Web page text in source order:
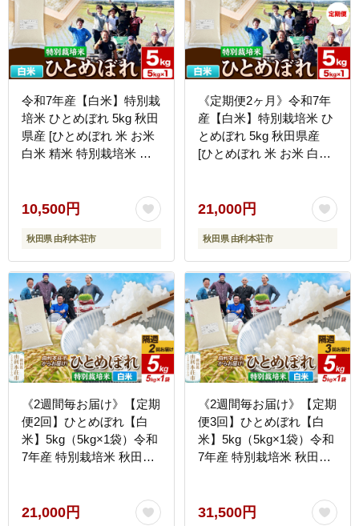
令和7年産【白米】特別栽
培米 ひとめぼれ 5kg 秋田
県産 [ひとめぼれ 米 お米
白米 精米 特別栽培米 ブ
10,500円
秋田県 由利本荘市
《定期便2ヶ月》令和7年
産【白米】特別栽培米 ひ
とめぼれ 5kg 秋田県産
[ひとめぼれ 米 お米 白米
由利本荘市]
21,000円
秋田県 由利本荘市
《2週間毎お届け》【定期
便2回】ひとめぼれ【白
米】5kg（5kg×1袋）令和
7年産 特別栽培米 秋田県
ンド米 食卓 おにぎり 秋
21,000円
《2週間毎お届け》【定期
便3回】ひとめぼれ【白
米】5kg（5kg×1袋）令和
7年産 特別栽培米 秋田県
ンド米 食卓 おにぎり 秋
31,500円